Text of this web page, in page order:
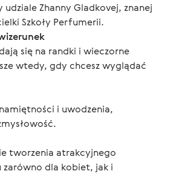
udziale Zhanny Gladkovej, znanej
Szkoły Perfumerii.
się na randki i wieczorne
wtedy, gdy chcesz wyglądać
i uwodzenia,
tworzenia atrakcyjnego
zarówno dla kobiet, jak i